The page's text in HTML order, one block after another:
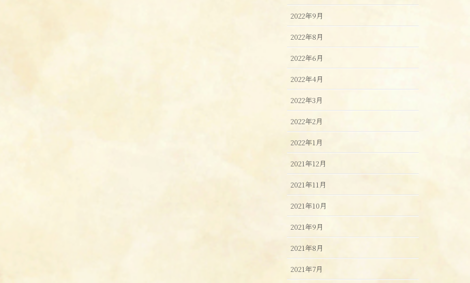
2022年9月
2022年8月
2022年6月
2022年4月
2022年3月
2022年2月
2022年1月
2021年12月
2021年11月
2021年10月
2021年9月
2021年8月
2021年7月